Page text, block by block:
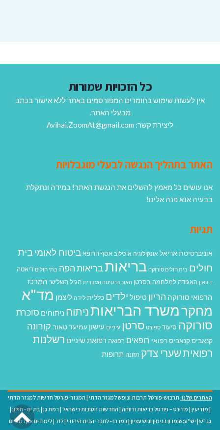
כל הזכויות שמורות
אין לעשות שימוש בחומרים המפורסמים באתר ללא אישור בכתב
מבעלי האתר.
ליצירת קשר: Avihai.ZoomAt@gmail.com
האתר בתהליך הנגשה לבעלי מוגבלויות
אנו עושים כל מאמץ להשלים את הנגשת האתר! במידה ונתקלת
בבעיה אנא פנה אלינו!
תגיות
אוניברסיטת אריאל אונקולוגיה איכילוב אסף הרופא ביטוח לאומיבית
חולים בית חולים סורוקה בריאותבריאות הפה בתי חולים דיאטה
דיכאון האגודה למלחמה בסרטן האוניברסיטה העברית הגיל השלישי המרכז
הרפואי סורוקה הריון טיפול ילדים כללית לידה ליצמן מד"א
מחקרמשרד הבריאותניתוח ניתוחים סוכרת
סורוקה סיעוד ספורט סרטן עיניים עישון עמיעד טאוב קורונה
קנאביסקנאביס רפואי רופאים רפואה רפואת שיניים רשלנות
רפואיתשערי צדק תזונה תרופות
האתרים שלנו: תרבוש-פורטל תרבות ונופש למגזר הדתי | המגזר-פורטל חדשות למגזר הדתי
| מודיעין | מדינט – פורטל בריאות ורווחה | החדשות הטובות בישראל | רמת גן |בת ים - חולון|
גב"ש | יש''ע:שומרון בנימין וגוש עציון |במרכז- לחברי הבית היהודי |לוד |לימודים אקדמאיים